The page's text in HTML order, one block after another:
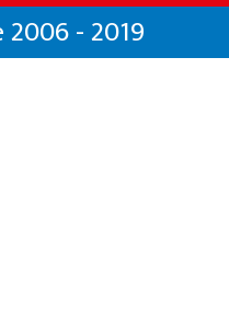
Noleggio sci da
Abbonamenti sci
- 2019